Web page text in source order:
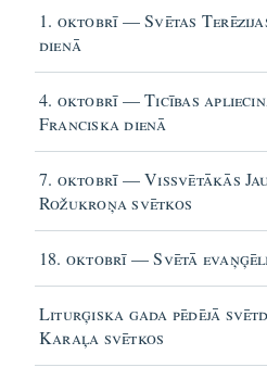
1. oktobrī — Svētas
dienā
4. oktobrī — Ticības
Franciska dienā
7. oktobrī — Vissvētākās
Rožukroņa svētkos
18. oktobrī — Svētā
Liturģiska gada pēdējā
Karaļa svētkos